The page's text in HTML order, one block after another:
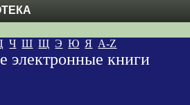
Ч Ш Щ Э Ю Я A-Z
электронные книги